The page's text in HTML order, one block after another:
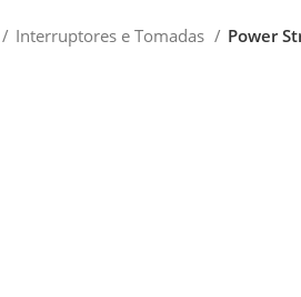
Interruptores e Tomadas Power